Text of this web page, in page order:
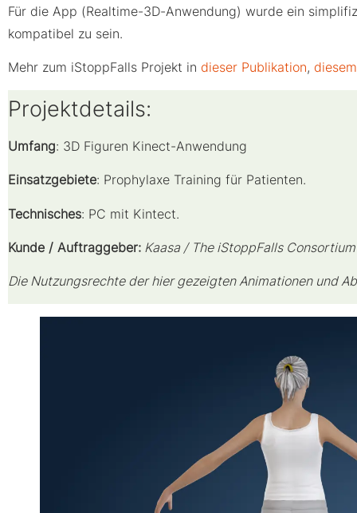
Für die App (Realtime-3D-Anwendung) wurde ein
kompatibel zu sein.
Mehr zum iStoppFalls Projekt in dieser Publikation,
Projektdetails:
Umfang: 3D Figuren Kinect-Anwendung
Einsatzgebiete: Prophylaxe Training für Patienten.
Technisches: PC mit Kintect.
Kunde / Auftraggeber: Kaasa / The iStoppFalls Consortium
Die Nutzungsrechte der hier gezeigten Animationen und